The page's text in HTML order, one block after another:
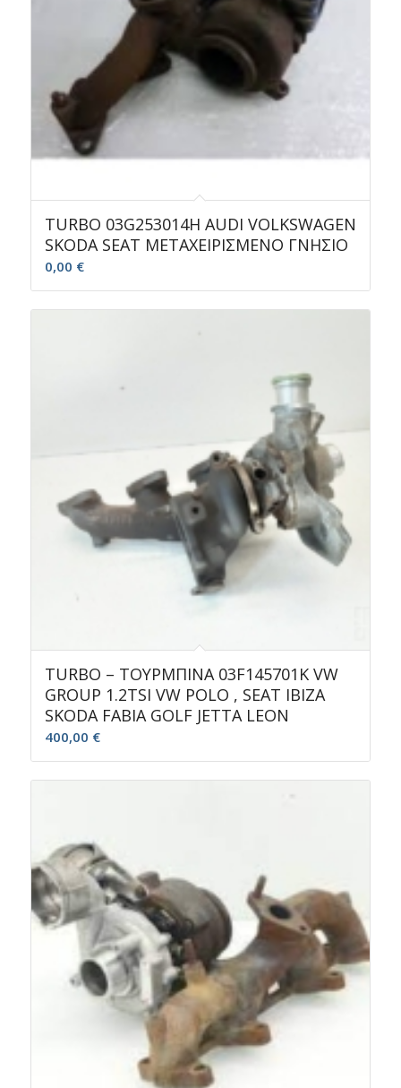
TURBO 03G253014H AUDI VOLKSWAGEN
SKODA SEAT ΜΕΤΑΧΕΙΡΙΣΜΕΝΟ ΓΝΗΣΙΟ
0,00 €
TURBO – ΤΟΥΡΜΠΙΝΑ 03F145701K VW
GROUP 1.2TSI VW POLO , SEAT IBIZA
SKODA FABIA GOLF JETTA LEON
400,00 €